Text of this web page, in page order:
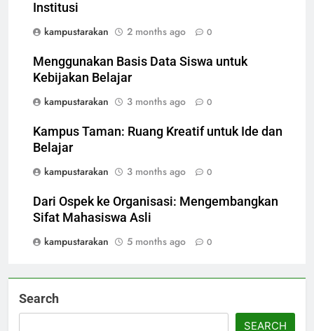
Institusi
kampustarakan
2 months ago 0
Menggunakan Basis Data Siswa untuk
Kebijakan Belajar
kampustarakan
3 months ago 0
Kampus Taman: Ruang Kreatif untuk Ide dan
Belajar
kampustarakan
3 months ago 0
Dari Ospek ke Organisasi: Mengembangkan
Sifat Mahasiswa Asli
kampustarakan
5 months ago 0
Search
SEARCH